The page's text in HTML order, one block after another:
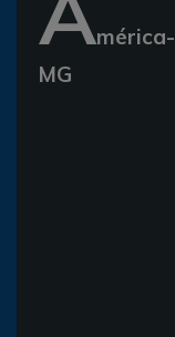
mérica-
MG